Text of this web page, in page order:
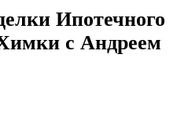
Ипотечного
с Андреем